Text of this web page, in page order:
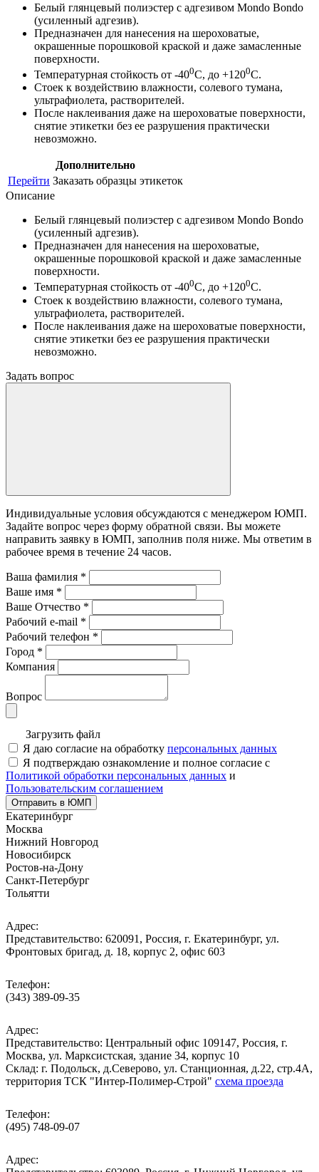
Белый глянцевый полиэстер с адгезивом Mondo Bondo
(усиленный адгезив).
Предназначен для нанесения на шероховатые,
окрашенные порошковой краской и даже замасленные
поверхности.
Температурная стойкость от -400С, до +1200С.
Стоек к воздействию влажности, солевого тумана,
ультрафиолета, растворителей.
После наклеивания даже на шероховатые поверхности,
снятие этикетки без ее разрушения практически
невозможно.
Дополнительно
Перейти Заказать образцы этикеток
Описание
Белый глянцевый полиэстер с адгезивом Mondo Bondo
(усиленный адгезив).
Предназначен для нанесения на шероховатые,
окрашенные порошковой краской и даже замасленные
поверхности.
Температурная стойкость от -400С, до +1200С.
Стоек к воздействию влажности, солевого тумана,
ультрафиолета, растворителей.
После наклеивания даже на шероховатые поверхности,
снятие этикетки без ее разрушения практически
невозможно.
Задать вопрос
Индивидуальные условия обсуждаются с менеджером ЮМП.
Задайте вопрос через форму обратной связи. Вы можете
направить заявку в ЮМП, заполнив поля ниже. Mы ответим в
рабочее время в течение 24 часов.
Ваша фамилия *
Ваше имя *
Ваше Отчество *
Рабочий e-mail *
Рабочий телефон *
Город *
Компания
Вопрос
Загрузить файл
Я даю согласие на обработку персональных данных
Я подтверждаю ознакомление и полное согласие с
Политикой обработки персональных данных и
Пользовательским соглашением
Отправить в ЮМП
Екатеринбург
Москва
Нижний Новгород
Новосибирск
Ростов-на-Дону
Санкт-Петербург
Тольятти
Адрес:
Представительство: 620091, Россия, г. Екатеринбург, ул.
Фронтовых бригад, д. 18, корпус 2, офис 603
Телефон:
(343) 389-09-35
Адрес:
Представительство: Центральный офис 109147, Россия, г.
Москва, ул. Марксистская, здание 34, корпус 10
Cклад: г. Подольск, д.Северово, ул. Станционная, д.22, стр.4А,
территория ТСК "Интер-Полимер-Строй" схема проезда
Телефон:
(495) 748-09-07
Адрес: